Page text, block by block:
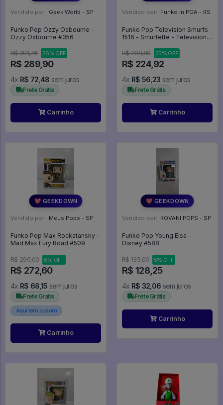
Vendido por: Geek World - SP
Funko Pop Ozzy Osbourne -
Ozzy Osbourne #356
R$ 391,76 26% OFF
R$ 289,90
4x R$ 72,48 sem juros
Frete Grátis
Carrinho
Vendido por: Funko in POA - RS
Funko Pop Television Smurfs
1516 - Smurfette - Television
R$ 299,89
25% OFF
R$ 224,92
4x R$ 56,23 sem juros
Frete Grátis
Carrinho
💖 GEEKDOWN
Vendido por: Meus Pops - SP
Funko Pop Max Rockatansky -
Mad Max Fury Road #509
R$ 290,00 6% OFF
R$ 272,60
4x R$ 68,15 sem juros
Frete Grátis
Aqui tem cupom
Carrinho
💖 GEEKDOWN
Vendido por: ROVANI POPS - SP
Funko Pop Young Elsa -
Disney #588
R$ 135,00 5% OFF
R$ 128,25
4x R$ 32,06 sem juros
Frete Grátis
Carrinho